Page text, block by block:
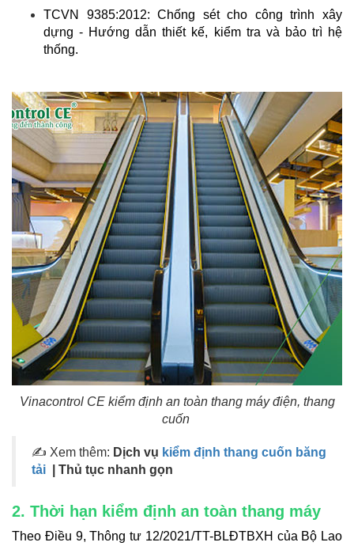
TCVN 9385:2012: Chống sét cho công trình xây
dựng - Hướng dẫn thiết kế, kiểm tra và bảo trì hệ
thống.
Vinacontrol CE kiểm định an toàn thang máy điện, thang
cuốn
✍ Xem thêm: Dịch vụ kiểm định thang cuốn băng
tải
| Thủ tục nhanh gọn
2. Thời hạn kiểm định an toàn thang máy
Theo Điều 9, Thông tư 12/2021/TT-BLĐTBXH của Bộ Lao